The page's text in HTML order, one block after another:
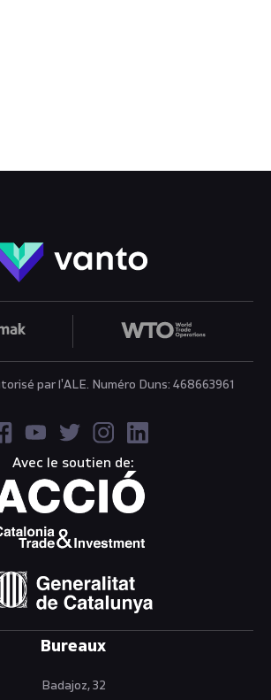
par l'ALE. Numéro Duns: 468663961
Avec le soutien de:
Bureaux
Badajoz, 32